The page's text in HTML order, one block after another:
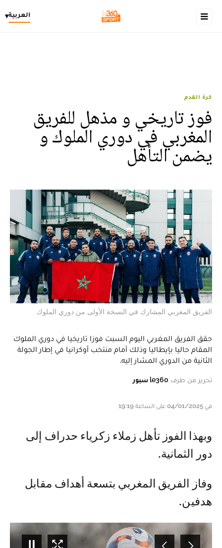
العربية▾
كرة القدم
فوز تاريخي و مذهل للفريق
المغربي في دوري الملوك و
يضمن التأهل
الفريق المغربي المشارك في النسخة الأولى من دوري الملوك
حقق الفريق المغربي اليوم السبت فوزا تاريخيا في دوري الملوك
المقام حاليا بإيطاليا وذلك أمام منتخب أوكرانيا في إطار الجولة
الثانية من الدوري المشار إليه.
تحرير من طرف le360 سبور
في 04/01/2025 على الساعة 19:19
وبهذا الفوز تأهل زملاء زكرياء حدراف إلى
دور الثمانية.
وفاز الفريق المغربي بتسعة أهداف مقابل
هدفين.